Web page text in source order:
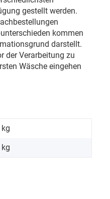
gestellt werden.
kommen
darstellt.
der Verarbeitung zu
Wäsche eingehen
kg
kg